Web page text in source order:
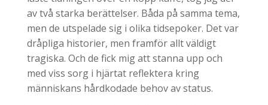
av två starka berättelser. Båda på samma tema,
men de utspelade sig i olika tidsepoker. Det var
dråpliga historier, men framför allt väldigt
tragiska. Och de fick mig att stanna upp och
med viss sorg i hjärtat reflektera kring
människans hårdkodade behov av status.